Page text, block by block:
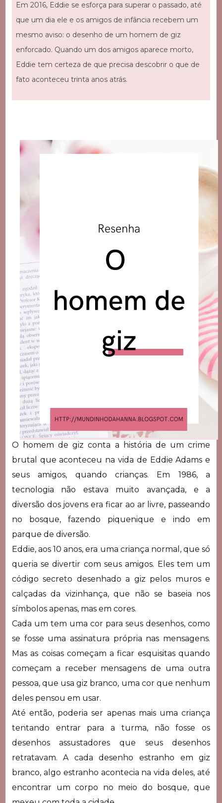
Em 2016, Eddie se esforça para superar o passado, até
que um dia ele e os amigos de infância recebem um
mesmo aviso: o desenho de um homem de giz
enforcado. Quando um dos amigos aparece morto,
Eddie tem certeza de que precisa descobrir o que de
fato aconteceu trinta anos atrás.
O homem de giz conta a história de um crime
brutal que aconteceu na vida de Eddie Adams e
seus amigos, quando crianças. Em 1986, a
tecnologia não estava muito avançada, e a
diversão dos jovens era ficar ao ar livre, passeando
no bosque, fazendo piquenique e indo em
parque de diversão.
Eddie, aos 10 anos, era uma criança normal, que só
queria se divertir com seus amigos. Eles tem um
código secreto desenhado a giz pelos muros e
calçadas da vizinhança, que não se baseia nos
símbolos apenas, mas em cores.
Cada um tem uma cor para seus desenhos, como
se fosse uma assinatura própria nas mensagens.
Mas as coisas começam a ficar esquisitas quando
começam a receber mensagens de uma outra
pessoa, que usa giz branco, uma cor que nenhum
deles pensou em usar.
Até então, poderia ser apenas mais uma criança
tentando entrar para a turma, não fosse os
desenhos assustadores que seus desenhos
retratavam. A cada desenho estranho em giz
branco, algo estranho acontecia na vida deles, até
encontrar um corpo no meio do bosque, que